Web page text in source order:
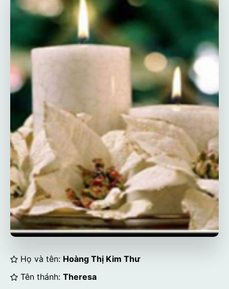
Họ và tên: Hoàng Thị Kim Thư
Tên thánh: Theresa